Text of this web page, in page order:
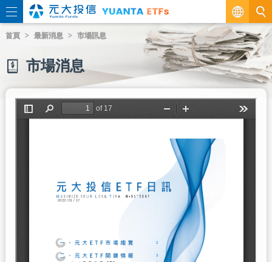
繁
EN
首頁 最新消息 市場訊息
市場消息